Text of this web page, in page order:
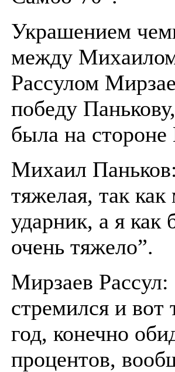
Украшением
между
Рассулом
победу
была на
Михаил
тяжелая, так
ударник, а я как
очень тяжело”.
Мирзаев
стремился и вот
год, конечно
процентов,